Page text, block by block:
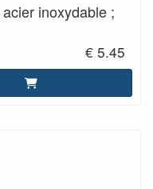
inoxydable ;
€ 5.45